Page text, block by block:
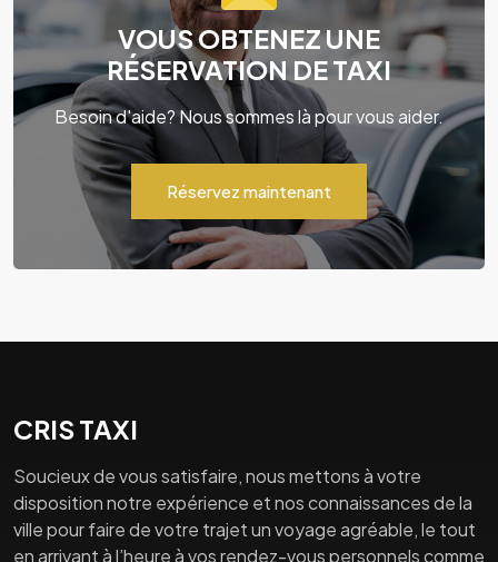
VOUS OBTENEZ UNE
RÉSERVATION DE TAXI
Besoin d'aide? Nous sommes là pour vous aider.
Réservez maintenant
CRIS TAXI
Soucieux de vous satisfaire, nous mettons à votre
disposition notre expérience et nos connaissances de la
ville pour faire de votre trajet un voyage agréable, le tout
en arrivant à l’heure à vos rendez-vous personnels comme